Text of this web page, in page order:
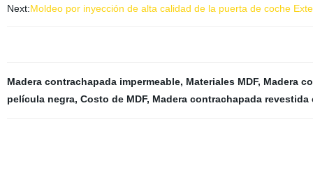
Next:Moldeo por inyección de alta calidad de la puerta de coche
Madera contrachapada impermeable, Materiales MDF, Madera
película negra, Costo de MDF, Madera contrachapada